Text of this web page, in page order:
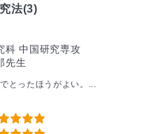
法(3)
科 中国研究専攻
先生
とったほうがよい。...